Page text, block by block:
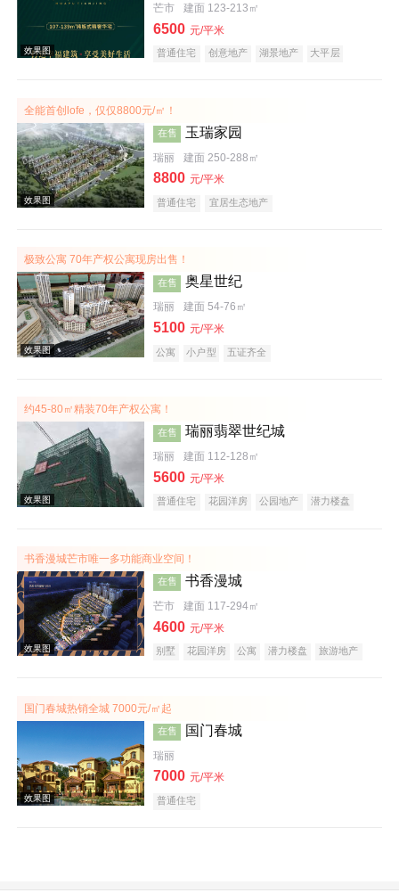
效果图
效果图
芒市 建面 123-213㎡
6500 元/平米
普通住宅 创意地产 湖景地产 大平层
全能首创lofe，仅仅8800元/㎡！
在售 玉瑞家园
瑞丽 建面 250-288㎡
8800 元/平米
普通住宅 宜居生态地产
极致公寓 70年产权公寓现房出售！
在售 奥星世纪
瑞丽 建面 54-76㎡
5100 元/平米
公寓 小户型 五证齐全
约45-80㎡精装70年产权公寓！
在售 瑞丽翡翠世纪城
瑞丽 建面 112-128㎡
5600 元/平米
普通住宅 花园洋房 公园地产
潜力楼盘
书香漫城芒市唯一多功能商业空间！
在售 书香漫城
芒市 建面 117-294㎡
4600 元/平米
别墅 花园洋房 公寓 潜力楼盘 旅游地产
国门春城热销全城 7000元/㎡起
在售 国门春城
瑞丽
7000 元/平米
普通住宅